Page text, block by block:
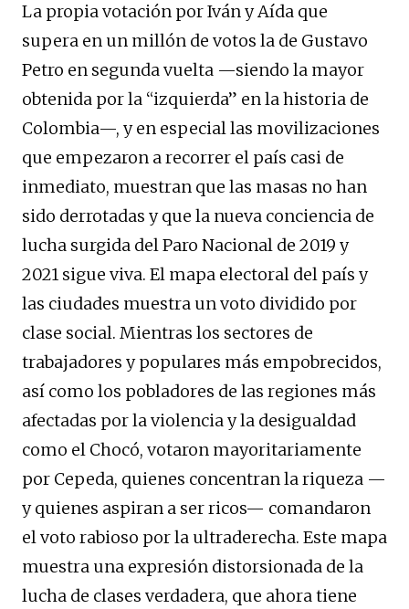
La propia votación por Iván y Aída que
supera en un millón de votos la de Gustavo
Petro en segunda vuelta —siendo la mayor
obtenida por la “izquierda” en la historia de
Colombia—, y en especial las movilizaciones
que empezaron a recorrer el país casi de
inmediato, muestran que las masas no han
sido derrotadas y que la nueva conciencia de
lucha surgida del Paro Nacional de 2019 y
2021 sigue viva. El mapa electoral del país y
las ciudades muestra un voto dividido por
clase social. Mientras los sectores de
trabajadores y populares más empobrecidos,
así como los pobladores de las regiones más
afectadas por la violencia y la desigualdad
como el Chocó, votaron mayoritariamente
por Cepeda, quienes concentran la riqueza —
y quienes aspiran a ser ricos— comandaron
el voto rabioso por la ultraderecha. Este mapa
muestra una expresión distorsionada de la
lucha de clases verdadera, que ahora tiene